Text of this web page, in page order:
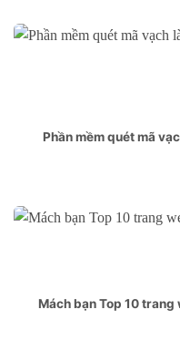
Phần mềm quét mã
Mách bạn Top 10